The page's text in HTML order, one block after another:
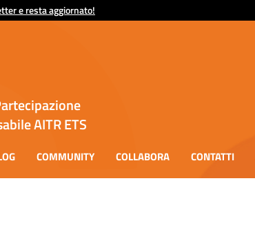
e resta aggiornato!
AITR ETS
COMMUNITY COLLABORA CONTATTI